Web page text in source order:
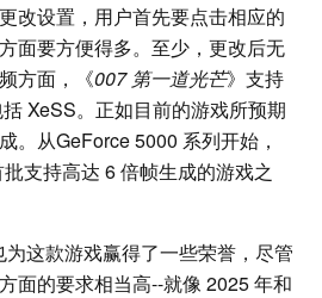
改设置，用户首先要点击相应的
面要方便得多。至少，更改后无
方面，《007 第一道光芒》支持
XeSS。正如目前的游戏所预期
。从GeForce 5000 系列开始，
支持高达 6 倍帧生成的游戏之
这款游戏赢得了一些荣誉，尽管
面的要求相当高--就像 2025 年和